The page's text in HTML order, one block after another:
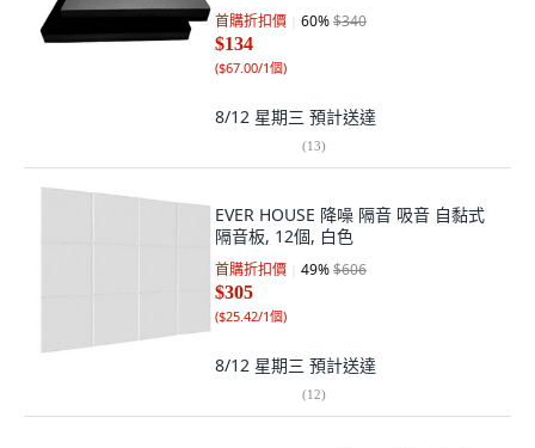
首購折扣價 60%$340
$134
($67.00/1個)
8/12 星期三 預計送達
(13)
EVER HOUSE 降噪 隔音 吸音 自黏式
隔音板, 12個, 白色
首購折扣價 49%$606
$305
($25.42/1個)
8/12 星期三 預計送達
(12)